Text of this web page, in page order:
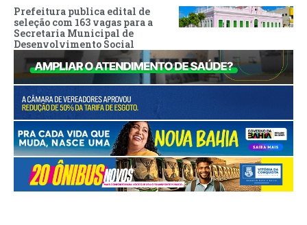
Prefeitura publica edital de
seleção com 163 vagas para a
Secretaria Municipal de
Desenvolvimento Social